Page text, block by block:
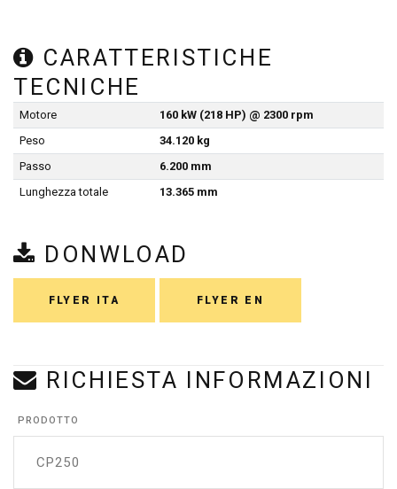
CARATTERISTICHE
TECNICHE
Motore
160 kW (218 HP) @ 2300 rpm
Peso
34.120 kg
Passo
6.200 mm
Lunghezza totale
13.365 mm
DONWLOAD
FLYER ITA FLYER EN
RICHIESTA INFORMAZIONI
PRODOTTO